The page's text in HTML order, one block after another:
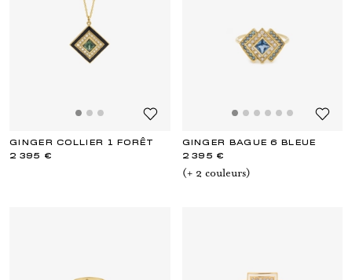
GINGER COLLIER 1 FORÊT
2 395 €
GINGER BAGUE 6 BLEUE
2 395 €
(+ 2 couleurs)